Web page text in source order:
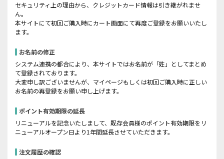
セキュリティ上の理由から、クレジットカード情報は引き継がれませ
ん。
本サイトにて初回ご購入時にカート画面にて再度ご登録をお願いいたし
ます。
お名前の修正
システム連携の都合により、本サイトではお名前が「姓」としてまとめ
て登録されております。
大変申し訳ございませんが、マイページもしくは初回ご購入時に正しい
お名前の再登録をお願い申し上げます。
ポイント有効期限の延長
リニューアルを記念いたしまして、既存会員様のポイント有効期限をリ
ニューアルオープン日より1年間延長させていただきます。
注文履歴の確認